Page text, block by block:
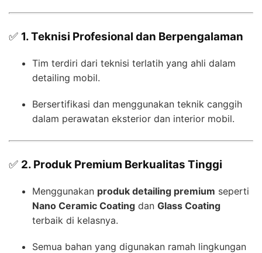
✅ 1. Teknisi Profesional dan Berpengalaman
Tim terdiri dari teknisi terlatih yang ahli dalam
detailing mobil.
Bersertifikasi dan menggunakan teknik canggih
dalam perawatan eksterior dan interior mobil.
✅ 2. Produk Premium Berkualitas Tinggi
Menggunakan produk detailing premium seperti
Nano Ceramic Coating dan Glass Coating
terbaik di kelasnya.
Semua bahan yang digunakan ramah lingkungan